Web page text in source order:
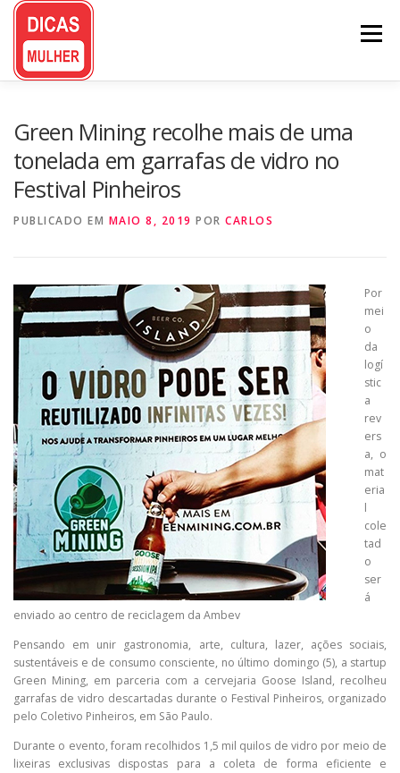
Pular
conteúdo
Menu
Green Mining recolhe mais de uma
tonelada em garrafas de vidro no
Festival Pinheiros
PUBLICADO EM MAIO 8, 2019 POR CARLOS
Por
mei
o
da
logí
stic
a
rev
ers
a, o
mat
eria
l
cole
tad
o
ser
á
enviado ao centro de reciclagem da Ambev
Pensando em unir gastronomia, arte, cultura, lazer, ações sociais,
sustentáveis e de consumo consciente, no último domingo (5), a startup
Green Mining, em parceria com a cervejaria Goose Island, recolheu
garrafas de vidro descartadas durante o Festival Pinheiros, organizado
pelo Coletivo Pinheiros, em São Paulo.
Durante o evento, foram recolhidos 1,5 mil quilos de vidro por meio de
lixeiras exclusivas dispostas para a coleta de forma eficiente e